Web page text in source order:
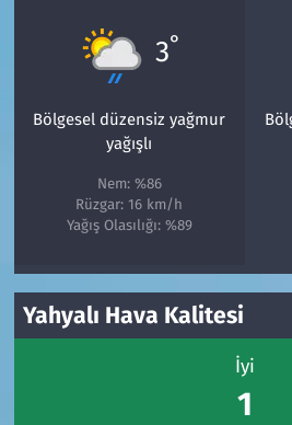
3°
Bölgesel düzensiz yağmur
yağışlı
Nem: %86
Rüzgar: 16 km/h
Yağış Olasılığı: %89
Yahyalı Hava Kalitesi
İyi
1